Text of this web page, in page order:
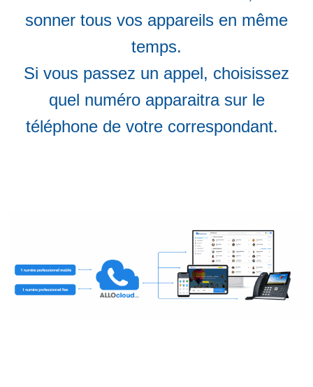
sonner tous vos appareils en même
temps.
Si vous passez un appel, choisissez
quel numéro apparaitra sur le
téléphone de votre correspondant.